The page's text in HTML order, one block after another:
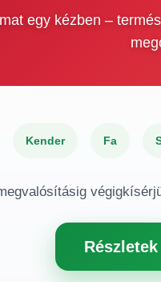
egy kézben –
Kender Fa